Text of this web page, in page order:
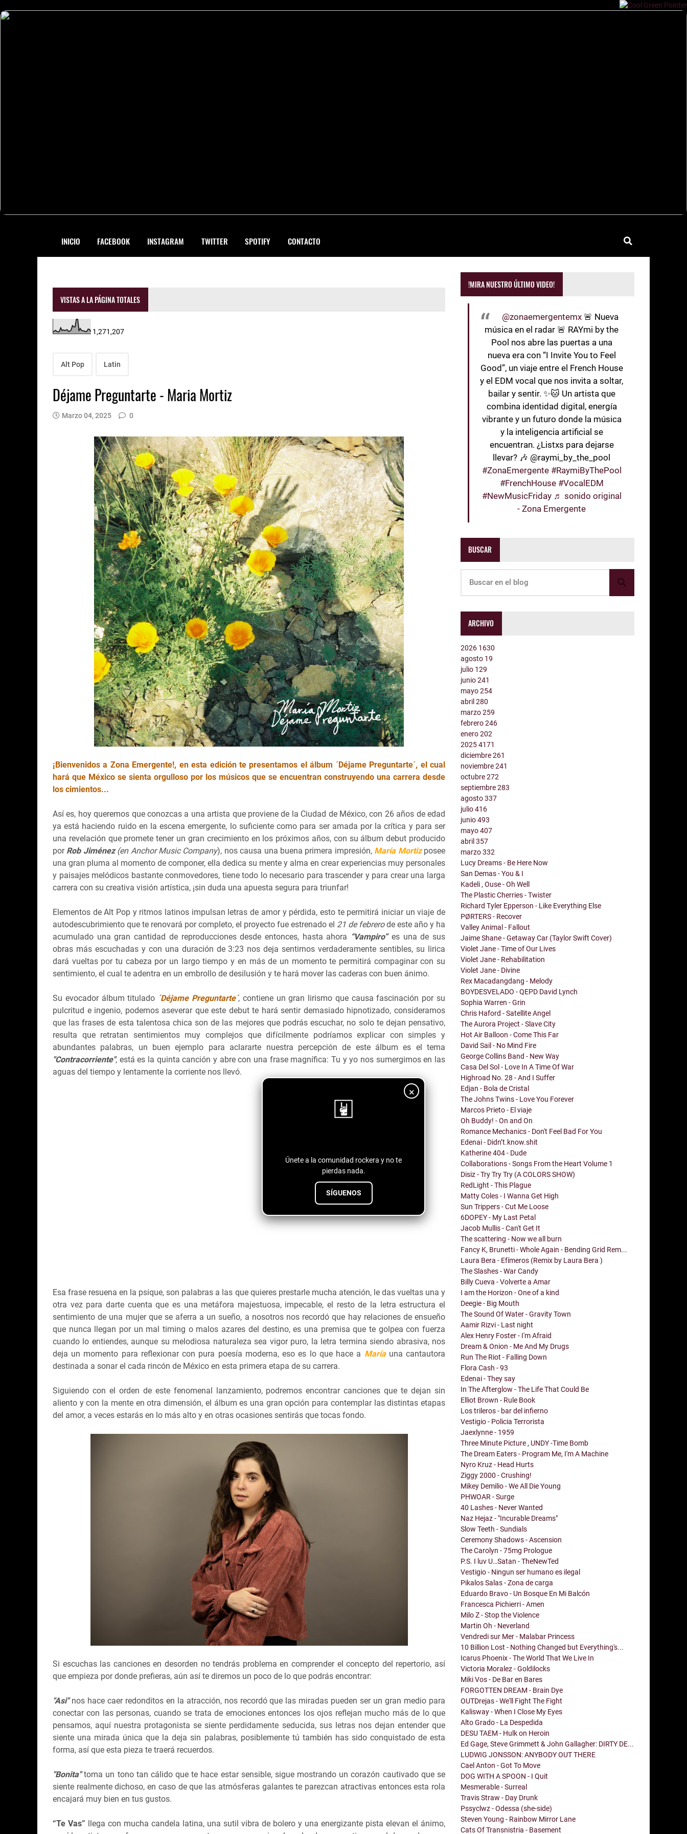
INICIO FACEBOOK INSTAGRAM TWITTER SPOTIFY CONTACTO
×
Únete a la comunidad rockera y no te
pierdas nada.
SÍGUENOS
VISTAS A LA PÁGINA TOTALES
1,271,207
Alt Pop Latin
Déjame Preguntarte - Maria Mortiz
Marzo 04, 2025 0
¡Bienvenidos a Zona Emergente!, en esta edición te presentamos el álbum ´Déjame Preguntarte´, el cual
hará que México se sienta orgulloso por los músicos que se encuentran construyendo una carrera desde
los cimientos...
Así es, hoy queremos que conozcas a una artista que proviene de la Ciudad de México, con 26 años de edad
ya está haciendo ruido en la escena emergente, lo suficiente como para ser amada por la crítica y para ser
una revelación que promete tener un gran crecimiento en los próximos años, con su álbum debut producido
por Rob Jiménez (en Anchor Music Company), nos causa una buena primera impresión, María Mortizposee
una gran pluma al momento de componer, ella dedica su mente y alma en crear experiencias muy personales
y paisajes melódicos bastante conmovedores, tiene todo lo necesario para trascender y para crear una larga
carrera con su creativa visión artística, ¡sin duda una apuesta segura para triunfar!
Elementos de Alt Pop y ritmos latinos impulsan letras de amor y pérdida, esto te permitirá iniciar un viaje de
autodescubrimiento que te renovará por completo, el proyecto fue estrenado el 21 de febrerode este año y ha
acumulado una gran cantidad de reproducciones desde entonces, hasta ahora “Vampiro”es una de sus
obras más escuchadas y con una duración de 3:23 nos deja sentirnos verdaderamente sentibles, su lirica
dará vueltas por tu cabeza por un largo tiempo y en más de un momento te permitirá compaginar con su
sentimiento, el cual te adentra en un embrollo de desilusión y te hará mover las caderas con buen ánimo.
Su evocador álbum titulado ´Déjame Preguntarte´, contiene un gran lirismo que causa fascinación por su
pulcritud e ingenio, podemos aseverar que este debut te hará sentir demasiado hipnotizado, consideramos
que las frases de esta talentosa chica son de las mejores que podrás escuchar, no solo te dejan pensativo,
resulta que retratan sentimientos muy complejos que difícilmente podríamos explicar con simples y
abundantes palabras, un buen ejemplo para aclararte nuestra percepción de este álbum es el tema
"Contracorriente", está es la quinta canción y abre con una frase magnífica: Tu y yo nos sumergimos en las
aguas del tiempo y lentamente la corriente nos llevó.
Esa frase resuena en la psique, son palabras a las que quieres prestarle mucha atención, le das vueltas una y
otra vez para darte cuenta que es una metáfora majestuosa, impecable, el resto de la letra estructura el
sentimiento de una mujer que se aferra a un sueño, a nosotros nos recordó que hay relaciones de ensueño
que nunca llegan por un mal timing o malos azares del destino, es una premisa que te golpea con fuerza
cuando lo entiendes, aunque su melodiosa naturaleza sea vigor puro, la letra termina siendo abrasiva, nos
deja un momento para reflexionar con pura poesía moderna, eso es lo que hace a Maríauna cantautora
destinada a sonar el cada rincón de México en esta primera etapa de su carrera.
Siguiendo con el orden de este fenomenal lanzamiento, podremos encontrar canciones que te dejan sin
aliento y con la mente en otra dimensión, el álbum es una gran opción para contemplar las distintas etapas
del amor, a veces estarás en lo más alto y en otras ocasiones sentirás que tocas fondo.
Si escuchas las canciones en desorden no tendrás problema en comprender el concepto del repertorio, así
que empieza por donde prefieras, aún así te diremos un poco de lo que podrás encontrar:
"Asi"nos hace caer redonditos en la atracción, nos recordó que las miradas pueden ser un gran medio para
conectar con las personas, cuando se trata de emociones entonces los ojos reflejan mucho más de lo que
pensamos, aquí nuestra protagonista se siente perdidamente seducida, sus letras nos dejan entender que
siente una mirada única que la deja sin palabras, posiblemente tú también has sido conquistado de esta
forma, así que esta pieza te traerá recuerdos.
"Bonita"toma un tono tan cálido que te hace estar sensible, sigue mostrando un corazón cautivado que se
siente realmente dichoso, en caso de que las atmósferas galantes te parezcan atractivas entonces esta rola
encajará muy bien en tus gustos.
“Te Vas” llega con mucha candela latina, una sutil vibra de bolero y una energizante pista elevan el ánimo,
!MIRA NUESTRO ÚLTIMO VIDEO!
@zonaemergentemx 🚨 Nueva
música en el radar 🚨 RAYmi by the
Pool nos abre las puertas a una
nueva era con “I Invite You to Feel
Good”, un viaje entre el French House
y el EDM vocal que nos invita a soltar,
bailar y sentir. ✨🐱 Un artista que
combina identidad digital, energía
vibrante y un futuro donde la música
y la inteligencia artificial se
encuentran. ¿Listxs para dejarse
llevar? 🎶 @raymi_by_the_pool
#ZonaEmergente #RaymiByThePool
#FrenchHouse #VocalEDM
#NewMusicFriday ♬ sonido original
- Zona Emergente
BUSCAR
ARCHIVO
2026 1630
agosto 19
julio 129
junio241
mayo254
abril280
marzo259
febrero246
enero202
20254171
diciembre261
noviembre241
octubre272
septiembre283
agosto337
julio416
junio493
mayo407
abril357
marzo332
Lucy Dreams - Be Here Now
San Demas - You & I
Kadeli , Ouse - Oh Well
The Plastic Cherries - Twister
Richard Tyler Epperson - Like Everything Else
PØRTERS - Recover
Valley Animal - Fallout
Jaime Shane - Getaway Car (Taylor Swift Cover)
Violet Jane - Time of Our Lives
Violet Jane - Rehabilitation
Violet Jane - Divine
Rex Macadangdang - Melody
BOYDESVELADO - QEPD David Lynch
Sophia Warren - Grin
Chris Haford - Satellite Angel
The Aurora Project - Slave City
Hot Air Balloon - Come This Far
David Sail - No Mind Fire
George Collins Band - New Way
Casa Del Sol - Love In A Time Of War
Highroad No. 28 - And I Suffer
Edjan - Bola de Cristal
The Johns Twins - Love You Forever
Marcos Prieto - El viaje
Oh Buddy! - On and On
Romance Mechanics - Don't Feel Bad For You
Edenai - Didn’t.know.shit
Katherine 404 - Dude
Collaborations - Songs From the Heart Volume 1
Disiz - Try Try Try (A COLORS SHOW)
RedLight - This Plague
Matty Coles - I Wanna Get High
Sun Trippers - Cut Me Loose
6DOPEY - My Last Petal
Jacob Mullis - Can't Get It
The scattering - Now we all burn
Fancy K, Brunetti - Whole Again - Bending Grid Rem...
Laura Bera - Efímeros (Remix by Laura Bera )
The Slashes - War Candy
Billy Cueva - Volverte a Amar
I am the Horizon - One of a kind
Deegie - Big Mouth
The Sound Of Water - Gravity Town
Aamir Rizvi - Last night
Alex Henry Foster - I'm Afraid
Dream & Onion - Me And My Drugs
Run The Riot - Falling Down
Flora Cash - 93
Edenai - They say
In The Afterglow - The Life That Could Be
Elliot Brown - Rule Book
Los trileros - bar del infierno
Vestigio - Policia Terrorista
Jaexlynne - 1959
Three Minute Picture , UNDY -Time Bomb
The Dream Eaters - Program Me, I'm A Machine
Nyro Kruz - Head Hurts
Ziggy 2000 - Crushing!
Mikey Demilio - We All Die Young
PHWOAR - Surge
40 Lashes - Never Wanted
Naz Hejaz - "Incurable Dreams"
Slow Teeth - Sundials
Ceremony Shadows - Ascension
The Carolyn - 75mg Prologue
P.S. I luv U…Satan - TheNewTed
Vestigio - Ningun ser humano es ilegal
Pikalos Salas - Zona de carga
Eduardo Bravo - Un Bosque En Mi Balcón
Francesca Pichierri - Amen
Milo Z - Stop the Violence
Martin Oh - Neverland
Vendredi sur Mer - Malabar Princess
10 Billion Lost - Nothing Changed but Everything's...
Icarus Phoenix - The World That We Live In
Victoria Moralez - Goldilocks
Miki Vos - De Bar en Bares
FORGOTTEN DREAM - Brain Dye
OUTDrejas - We'll Fight The Fight
Kalisway - When I Close My Eyes
Alto Grado - La Despedida
DESU TAEM - Hulk on Heroin
Ed Gage, Steve Grimmett & John Gallagher: DIRTY DE...
LUDWIG JONSSON: ANYBODY OUT THERE
Cael Anton - Got To Move
DOG WITH A SPOON - I Quit
Mesmerable - Surreal
Travis Straw - Day Drunk
Pssyclwz - Odessa (she-side)
Steven Young - Rainbow Mirror Lane
Cats Of Transnistria - Basement